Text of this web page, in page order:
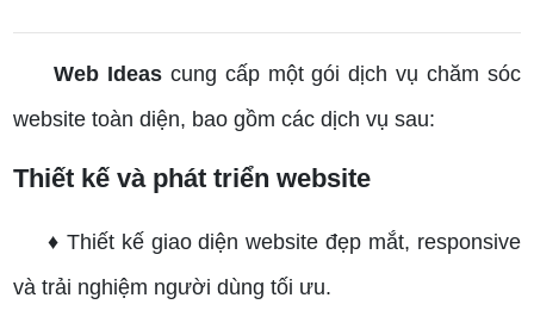
Web Ideas cung cấp một gói dịch vụ chăm sóc
website toàn diện, bao gồm các dịch vụ sau:
Thiết kế và phát triển website
♦ Thiết kế giao diện website đẹp mắt, responsive
và trải nghiệm người dùng tối ưu.